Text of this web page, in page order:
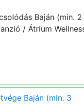
Baján (min. 2
/ Átrium
Baján (min. 3